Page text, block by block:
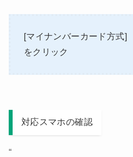
[マイナンバーカード方式]
をクリック
対応スマホの確認
“